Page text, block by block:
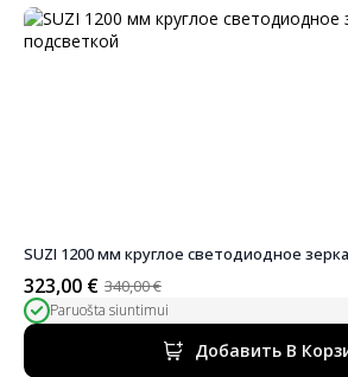
SUZI 1200 мм круглое светодиодное
340,00€
Первоначальная
цена
была:
340,00 €.
323,00 €
Текущая
цена:
323,00 €.
Paruošta siuntimui
Добавить В